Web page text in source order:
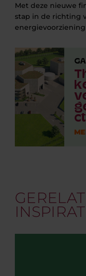
Met deze nieuwe
stap in de richting
energievoorziening